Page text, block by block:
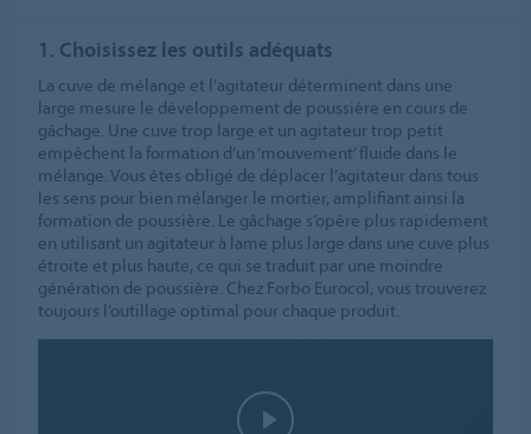
1. Choisissez les outils adéquats
La cuve de mélange et l’agitateur déterminent dans une
large mesure le développement de poussière en cours de
gâchage. Une cuve trop large et un agitateur trop petit
empêchent la formation d’un ‘mouvement’ fluide dans le
mélange. Vous êtes obligé de déplacer l’agitateur dans tous
les sens pour bien mélanger le mortier, amplifiant ainsi la
formation de poussière. Le gâchage s’opère plus rapidement
en utilisant un agitateur à lame plus large dans une cuve plus
étroite et plus haute, ce qui se traduit par une moindre
génération de poussière. Chez Forbo Eurocol, vous trouverez
toujours l’outillage optimal pour chaque produit.